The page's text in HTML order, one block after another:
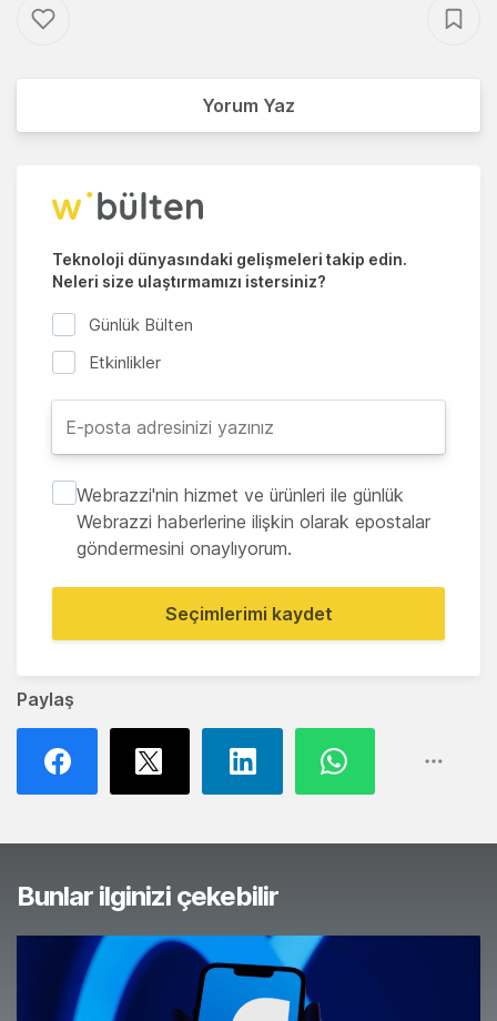
Paylaş
Yorum Yaz
Teknoloji dünyasındaki gelişmeleri takip edin.
Neleri size ulaştırmamızı istersiniz?
Günlük Bülten
Etkinlikler
Webrazzi'nin hizmet ve ürünleri ile günlük
Webrazzi haberlerine ilişkin olarak epostalar
göndermesini onaylıyorum.
Seçimlerimi kaydet
Bunlar ilginizi çekebilir